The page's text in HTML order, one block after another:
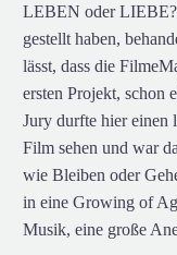
LEBEN oder LIEBE?
gestellt haben,
lässt, dass die
ersten Projekt, schon
Jury durfte hier einen
Film sehen und war
wie Bleiben oder
in eine Growing of
Musik, eine große